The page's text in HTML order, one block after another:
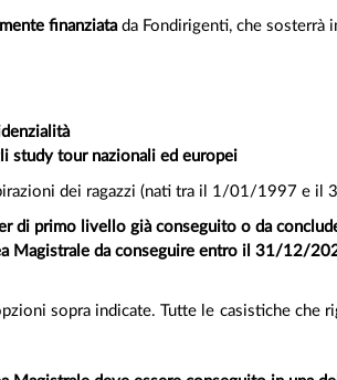
finanziatada Fondirigenti, che sosterrà
study tour nazionali ed europei
dei ragazzi (nati tra il 1/01/1997 e il
di primo livello già conseguito o da
Magistrale da conseguire entro il 31/12/
sopra indicate. Tutte le casistiche